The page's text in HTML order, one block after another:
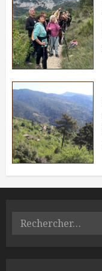
Rechercher :